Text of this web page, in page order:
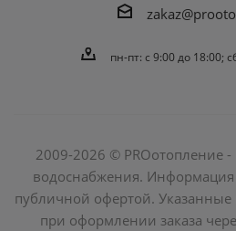
пн-пт: c 9:00 до 18:00;
2009-2026 © PROотопление
водоснабжения. Информация
публичной офертой. Указанные
при оформлении заказа